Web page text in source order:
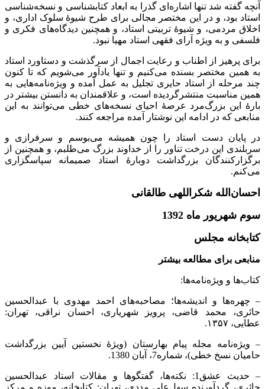
آنچه گفته شد تنها اشاره‌ای گذرا به ابعاد کتابشناسی و نسخه‌شناسی
استاد بود، و در این مختصر مجالی برای طرح شیوۀ سلوک اداری، و
اخلاق مردمی، و شیوۀ تربیتی استاد، و همچنین دیدگاه‌های فکری و
فلسفی و به ‌ویژه آرای فقهی استاد مهیا نبود.
برای پرهیز از اطناب و رعایت اجمال از سرگذشت و دستاورد استاد
به همین مختصر بسنده می‌کنیم و تنها یادآور می‌شویم که تا کنون
چند مرحله از استاد حایری تجلیل به عمل آمده و ویژه‌نامه‌هایی به
همین مناسبت منتشرگردیده است، و علاقمندان به دانستن بیشتر در
بارۀ این بزرگ‌مرد عرصۀ احیای نسخه‌های خطی می‌توانند به این
منابعی که در ادامه این نوشتار آمده مراجعه کنند.
در پایان دست استاد را چون همیشه می‌بوسم و سرفرازی و
سربلندی این درخت تناور را از خداوند بزرگ می‌طلبم، و همچنین از
برگزارکنندگان بزرگداشت دوبارۀ استاد صمیمانه سپاسگزاری
می‌کنم.
احسان‌الله شکراللهی طالقانی
سوم شهریور ماه 1392
کتابخانه مجلس
منابعی برای مطالعه بیشتر
کتاب‌ها و ویژه‌نامه‌ها:
– چهره‌ها و اندیشه‌ها؛ مصاحبه‌های احمد مهدوی با عبدالحسین
حائری، محمد قاضی، پرویز شهریاری، احسان نراقی، تهران:
عطایی، ۱۳۵۷.
– ویژه‌نامه مجله پیام بهارستان (ویژۀ نخستین آیین بزرگداشت
حامیان نسخ خطی)، شماره7، آبان 1380.
– حدیث عشق1: نكته‌ها، گفتگوها و مقالات استاد عبدالحسین
حائری، گردآورنده سهل‌علی مددی، تهران: كتابخانه، موزه و مركز